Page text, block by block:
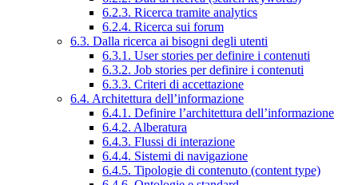
6.2.3. Ricerca tramite analytics
6.2.4. Ricerca sui forum
6.3. Dalla ricerca ai bisogni degli utenti
6.3.1. User stories per definire i contenuti
6.3.2. Job stories per definire i contenuti
6.3.3. Criteri di accettazione
6.4. Architettura dell’informazione
6.4.1. Definire l’architettura dell’informazione
6.4.2. Alberatura
6.4.3. Flussi di interazione
6.4.4. Sistemi di navigazione
6.4.5. Tipologie di contenuto (content type)